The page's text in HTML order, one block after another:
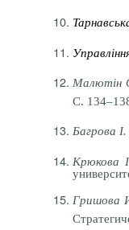
Малютін
С.
Багрова
Крюкова
Гришова